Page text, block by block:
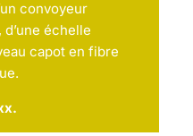
convoyeur
échelle
capot en fibre